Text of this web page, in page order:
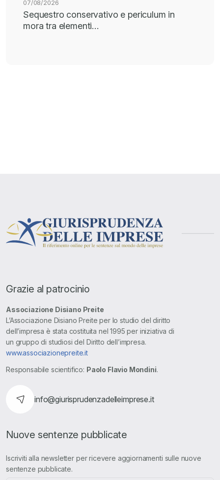
07/08/2026
Sequestro conservativo e periculum in
mora tra elementi…
Grazie al patrocinio
Associazione Disiano Preite
L’Associazione Disiano Preite per lo studio del diritto
dell’impresa è stata costituita nel 1995 per iniziativa di
un gruppo di studiosi del Diritto dell’impresa.
www.associazionepreite.it
Responsabile scientifico: Paolo Flavio Mondini.
info@giurisprudenzadelleimprese.it
Nuove sentenze pubblicate
Iscriviti alla newsletter per ricevere aggiornamenti sulle nuove
sentenze pubblicate.